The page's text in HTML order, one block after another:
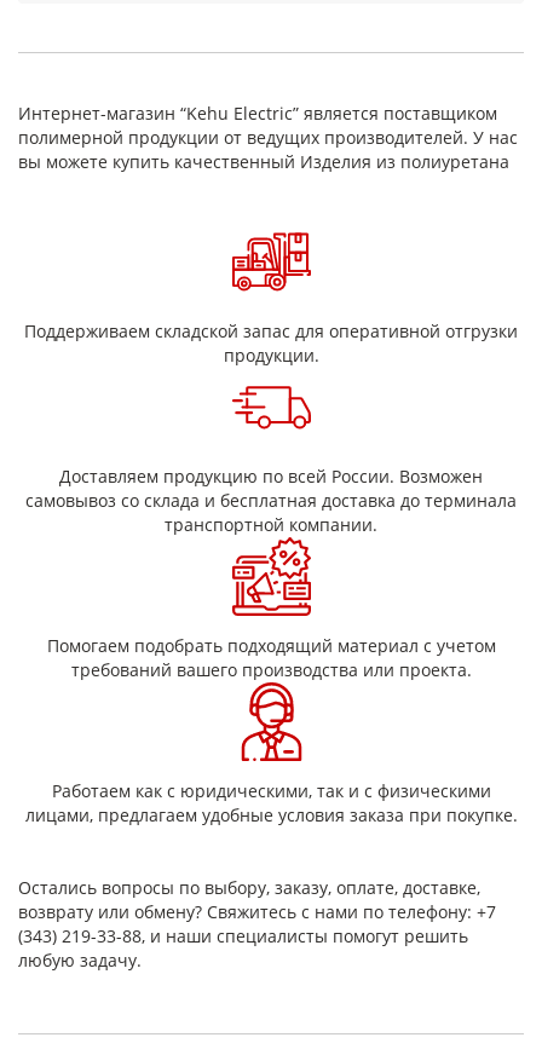
строительной технике, сельском хозяйстве и
производственном оборудовании. Материал
устойчив к воздействию масел, бензина,
Основные свойства
износостойкость и
сопротивление истиранию
ударная вязкость
разрыве
Эластичность и демпфирующие свойства
Низкий коэффициент трения
Устойчивость к ГСМ и химическим
Рабочая температура от -40 °C до +80 °C
Низкое водопоглощение
Виды изделий из полиуретана:
Полиуретановых стержней
Втулок и направляющих
Роликов и колес
Амортизаторов и демпферов
Интернет-магазин “Kehu Electric” является поставщиком
полимерной продукции от ведущих производителей. У нас
вы можете купить качественный Изделия из полиуретана
Поддерживаем складской запас для оперативной отгрузки
продукции.
Доставляем продукцию по всей России. Возможен
самовывоз со склада и бесплатная доставка до терминала
транспортной компании.
Помогаем подобрать подходящий материал с учетом
требований вашего производства или проекта.
Работаем как с юридическими, так и с физическими
лицами, предлагаем удобные условия заказа при покупке.
Остались вопросы по выбору, заказу, оплате, доставке,
возврату или обмену? Свяжитесь с нами по телефону: +7
(343) 219-33-88, и наши специалисты помогут решить
любую задачу.